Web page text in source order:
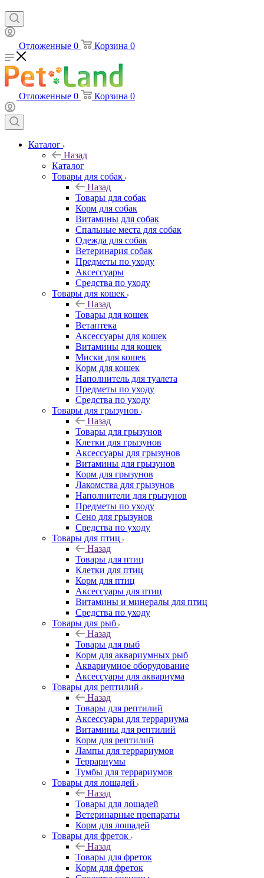
Отложенные 0 Корзина 0
Отложенные 0 Корзина 0
Каталог
Назад
Каталог
Товары для собак
Назад
Товары для собак
Корм для собак
Витамины для собак
Спальные места для собак
Одежда для собак
Ветеринария собак
Предметы по уходу
Аксессуары
Средства по уходу
Товары для кошек
Назад
Товары для кошек
Ветаптека
Аксессуары для кошек
Витамины для кошек
Миски для кошек
Корм для кошек
Наполнитель для туалета
Предметы по уходу
Средства по уходу
Товары для грызунов
Назад
Товары для грызунов
Клетки для грызунов
Аксессуары для грызунов
Витамины для грызунов
Корм для грызунов
Лакомства для грызунов
Наполнители для грызунов
Предметы по уходу
Сено для грызунов
Средства по уходу
Товары для птиц
Назад
Товары для птиц
Клетки для птиц
Корм для птиц
Аксессуары для птиц
Витамины и минералы для птиц
Средства по уходу
Товары для рыб
Назад
Товары для рыб
Корм для аквариумных рыб
Аквариумное оборудование
Аксессуары для аквариума
Товары для рептилий
Назад
Товары для рептилий
Аксессуары для террариума
Витамины для рептилий
Корм для рептилий
Лампы для террариумов
Террариумы
Тумбы для террариумов
Товары для лошадей
Назад
Товары для лошадей
Ветеринарные препараты
Корм для лошадей
Товары для фреток
Назад
Товары для фреток
Корм для фреток